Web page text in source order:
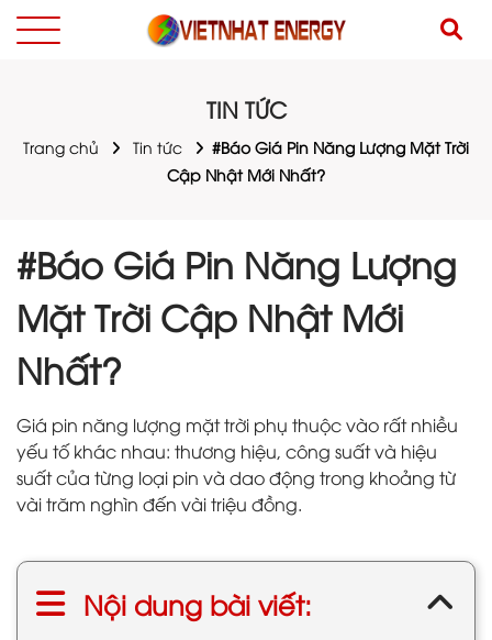
TIN TỨC
Trang chủ Tin tức
#Báo Giá Pin Năng Lượng Mặt Trời
Cập Nhật Mới Nhất?
#Báo Giá Pin Năng Lượng
Mặt Trời Cập Nhật Mới
Nhất?
Giá pin năng lượng mặt trời phụ thuộc vào rất nhiều
yếu tố khác nhau: thương hiệu, công suất và hiệu
suất của từng loại pin và dao động trong khoảng từ
vài trăm nghìn đến vài triệu đồng.
Nội dung bài viết: